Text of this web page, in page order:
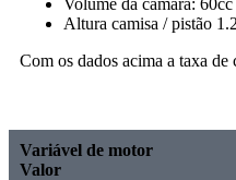
Altura camisa / pistão
Com os dados acima a taxa de
Variável de motor
Valor